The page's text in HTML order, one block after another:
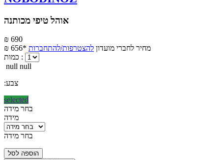
אוהל טיפי מכותנה
₪ 690
₪ 656*
מחיר לחברי מועדון להצטרפות/להתחברות
כמות :
null null
:צבע
selected
בחר מידה
מידה
בחר מידה
הוספה לסל